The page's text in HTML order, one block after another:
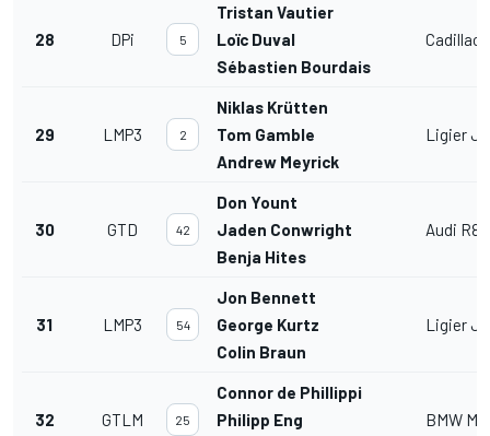
28 DPi 5
Tristan Vautier
Loïc Duval
Sébastien Bourdais
Cadillac
29 LMP3 2
Niklas Krütten
Tom Gamble
Andrew Meyrick
Ligier
30 GTD 42
Don Yount
Jaden Conwright
Benja Hites
Audi R8
31 LMP3 54
Jon Bennett
George Kurtz
Colin Braun
Ligier
32 GTLM 25
Connor de Phillippi
Philipp Eng
BMW